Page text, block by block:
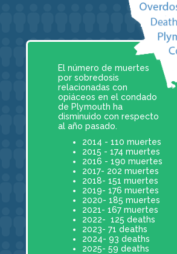
El número de muertes
por sobredosis
relacionadas con
opiáceos en el condado
de Plymouth ha
disminuido con respecto
al año pasado.
2014 - 110 muertes
2015 - 174 muertes
2016 - 190 muertes
2017- 202 muertes
2018- 151 muertes
2019- 176 muertes
2020- 185 muertes
2021- 167 muertes
2022- 125 deaths
2023- 71 deaths
2024- 93 deaths
2025- 59 deaths